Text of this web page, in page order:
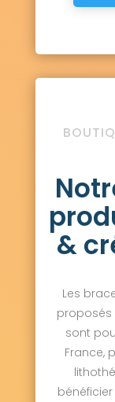
&
Les
proposés
sont
France,